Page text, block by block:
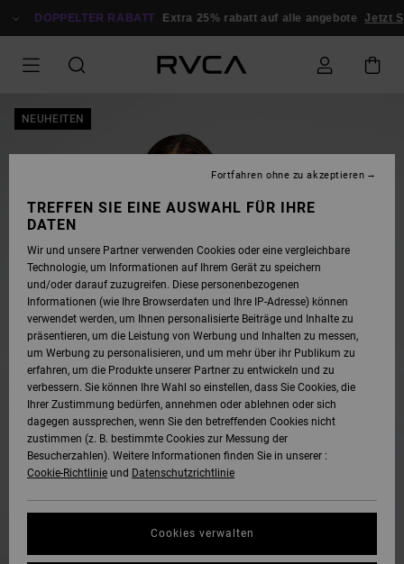
ZURDOPPELTER RABATT Extra 25% rabatt auf alle angebote Jetzt
NEUHEITEN
TREFFEN SIE EINE AUSWAHL FÜR IHRE
DATEN
Wir und unsere Partner verwenden Cookies oder eine vergleichbare
Technologie, um Informationen auf Ihrem Gerät zu speichern
und/oder darauf zuzugreifen. Diese personenbezogenen
Informationen (wie Ihre Browserdaten und Ihre IP-Adresse) können
verwendet werden, um Ihnen personalisierte Beiträge und Inhalte zu
präsentieren, um die Leistung von Werbung und Inhalten zu messen,
um Werbung zu personalisieren, und um mehr über ihr Publikum zu
erfahren, um die Produkte unserer Partner zu entwickeln und zu
verbessern. Sie können Ihre Wahl so einstellen, dass Sie Cookies, die
Ihrer Zustimmung bedürfen, annehmen oder ablehnen oder sich
dagegen aussprechen, wenn Sie den betreffenden Cookies nicht
zustimmen (z. B. bestimmte Cookies zur Messung der
Besucherzahlen). Weitere Informationen finden Sie in unserer :
Cookie-Richtlinie und Datenschutzrichtlinie
Cookies verwalten
Fortfahren ohne zu akzeptieren